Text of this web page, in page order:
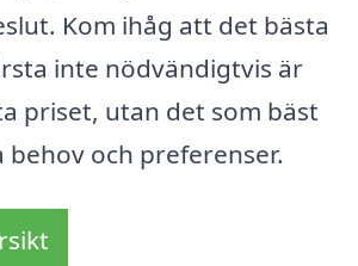
Kom ihåg att det bästa
inte nödvändigtvis är
priset, utan det som bäst
och preferenser.